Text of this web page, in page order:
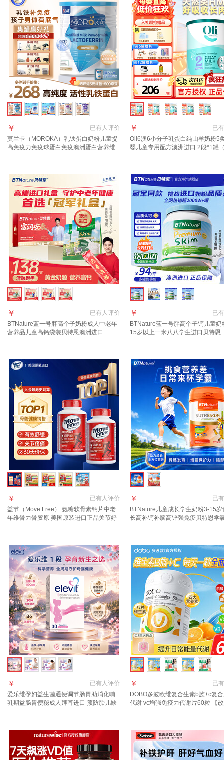
已有人评价
￥
莫兰卡（MOROKA）乳铁蛋白奶粉儿童提
高免疫力免疫球蛋白免疫澳洲蛋白营养维
已有
￥
Oli6澳6小分子乳蛋白纯山羊奶粉5
婴儿童专用配方澳洲进口 2段*1罐
已有人评价
￥
BTNature蓝一号胖高个子奶粉成人中老年
营养品儿童高钙袋装贝特恩澳洲进口
已有
￥
BTNature蓝一号胖高个子钙儿童奶
15岁以上一米八八学生进口贝特恩
已有人评价
￥
益节（Move Free） 氨糖软骨素钙片中老
年维骨力骨胶原 美国原装进口正品关节好
已有
￥
BTNature儿童成长学生奶粉3-15岁
长高补钙补脑高锌强免疫贝特恩学
已有人评价
￥
爱乐维孕妇益生菌通便调节肠胃助消化哺
乳期益肠胃便秘成人拜耳进口 预防胎儿缺
已有
￥
DOBO多波欧维复合生素b族+c复
代谢 vc增强免疫力代谢片60粒 【